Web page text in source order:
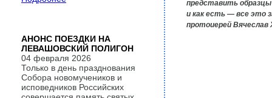
представить образцы
и как есть — все это
протоиерей Вячеслав
АНОНС ПОЕЗДКИ НА
ЛЕВАШОВСКИЙ ПОЛИГОН
04 февраля 2026
Только в день празднования
Собора новомучеников и
исповедников Российских